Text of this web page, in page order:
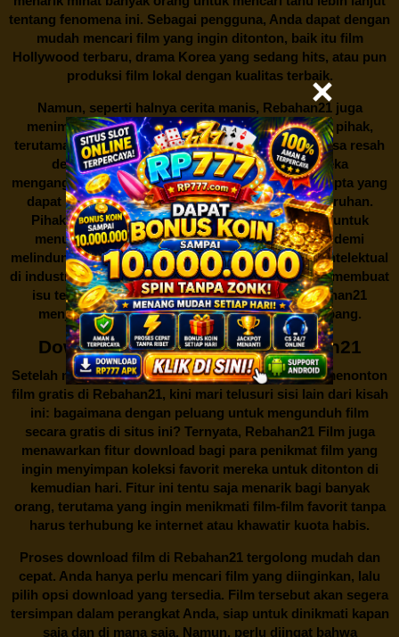
tentang fenomena ini. Sebagai pengguna, Anda dapat dengan
mudah mencari film yang ingin ditonton, baik itu film
Hollywood terbaru, drama Korea yang sedang hits, atau pun
produksi film lokal dengan kualitas terbaik.
Namun, seperti halnya cerita manis, Rebahan21juga
menimbulkan kontroversi di industri film. Banyak pihak,
terutama produsen film dan pemilik hak cipta, merasa resah
dengan maraknya situs-situs seperti ini. Mereka
menganggapnya sebagai bentuk pelanggaran hak cipta yang
dapat merugikan industri perfilman secara keseluruhan.
Pihak berwenang pun turut terlibat dalam upaya untuk
menutup situs-situs ilegal semacam Rebahan21 demi
melindungi keberlangsungan bisnis dan kekayaan intelektual
di industri hiburan. Konflik kepentingan inilah yang membuat
isu tentang menonton film secara gratis diRebahan21
menjadi perbincangan seru yang terus berkembang.
Download Film Gratis di Rebahan21
Setelah membahas tentang fenomena menariknya menonton
film gratis di Rebahan21, kini mari telusuri sisi lain dari kisah
ini: bagaimana dengan peluang untuk mengunduh film
secara gratis di situs ini? Ternyata, Rebahan21 Film juga
menawarkan fitur download bagi para penikmat film yang
ingin menyimpan koleksi favorit mereka untuk ditonton di
kemudian hari. Fitur ini tentu saja menarik bagi banyak
orang, terutama yang ingin menikmati film-film favorit tanpa
harus terhubung ke internet atau khawatir kuota habis.
Proses download film di Rebahan21tergolong mudah dan
cepat. Anda hanya perlu mencari film yang diinginkan, lalu
pilih opsi download yang tersedia. Film tersebut akan segera
tersimpan dalam perangkat Anda, siap untuk dinikmati kapan
saja dan di mana saja. Namun, perlu diingat bahwa